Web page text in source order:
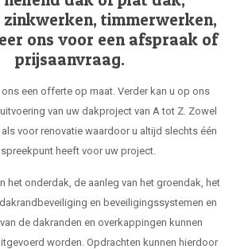
timmerwerken,
ons voor een afspraak of
prijsaanvraag.
een offerte op maat. Verder kan u op ons
van uw dakproject van A tot Z. Zowel
voor renovatie waardoor u altijd slechts één
heeft voor uw project.
het onderdak, de aanleg van het groendak, het
en beveiligingssystemen en
de dakranden en overkappingen kunnen
worden. Opdrachten kunnen hierdoor